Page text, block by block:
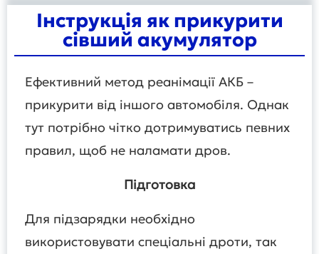
Інструкція як прикурити
сівший акумулятор
Ефективний метод реанімації АКБ –
прикурити від іншого автомобіля. Однак
тут потрібно чітко дотримуватись певних
правил, щоб не наламати дров.
Підготовка
Для підзарядки необхідно
використовувати спеціальні дроти, так